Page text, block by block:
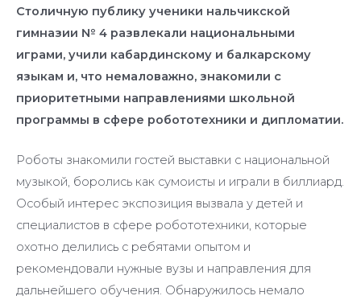
Столичную публику ученики нальчикской
гимназии № 4 развлекали национальными
играми, учили кабардинскому и балкарскому
языкам и, что немаловажно, знакомили с
приоритетными направлениями школьной
программы в сфере робототехники и дипломатии.
Роботы знакомили гостей выставки с национальной
музыкой, боролись как сумоисты и играли в биллиард.
Особый интерес экспозиция вызвала у детей и
специалистов в сфере робототехники, которые
охотно делились с ребятами опытом и
рекомендовали нужные вузы и направления для
дальнейшего обучения. Обнаружилось немало